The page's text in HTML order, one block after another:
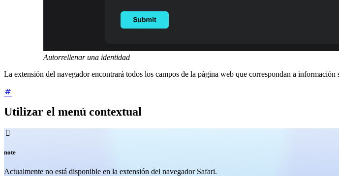
Autorrellenar una identidad
La extensión del navegador encontrará todos los campos de la página web que correspondan a
Utilizar el menú contextual

note
Actualmente no está disponible en la extensión del navegador Safari.